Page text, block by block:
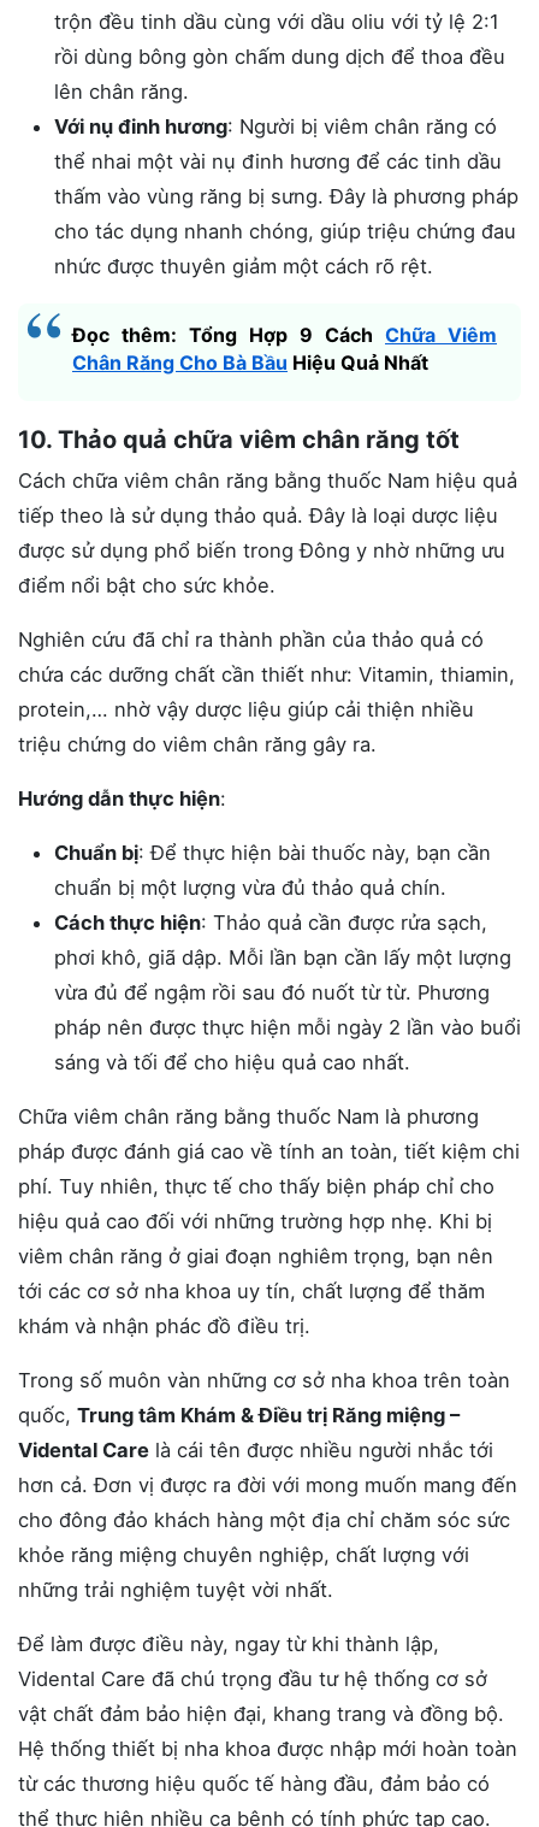
trộn đều tinh dầu cùng với dầu oliu với tỷ lệ 2:1
rồi dùng bông gòn chấm dung dịch để thoa đều
lên chân răng.
Với nụ đinh hương: Người bị viêm chân răng có
thể nhai một vài nụ đinh hương để các tinh dầu
thấm vào vùng răng bị sưng. Đây là phương pháp
cho tác dụng nhanh chóng, giúp triệu chứng đau
nhức được thuyên giảm một cách rõ rệt.
Đọc thêm: Tổng Hợp 9 Cách Chữa Viêm
Chân Răng Cho Bà Bầu Hiệu Quả Nhất
10. Thảo quả chữa viêm chân răng tốt
Cách chữa viêm chân răng bằng thuốc Nam hiệu quả
tiếp theo là sử dụng thảo quả. Đây là loại dược liệu
được sử dụng phổ biến trong Đông y nhờ những ưu
điểm nổi bật cho sức khỏe.
Nghiên cứu đã chỉ ra thành phần của thảo quả có
chứa các dưỡng chất cần thiết như: Vitamin, thiamin,
protein,… nhờ vậy dược liệu giúp cải thiện nhiều
triệu chứng do viêm chân răng gây ra.
Hướng dẫn thực hiện:
Chuẩn bị: Để thực hiện bài thuốc này, bạn cần
chuẩn bị một lượng vừa đủ thảo quả chín.
Cách thực hiện: Thảo quả cần được rửa sạch,
phơi khô, giã dập. Mỗi lần bạn cần lấy một lượng
vừa đủ để ngậm rồi sau đó nuốt từ từ. Phương
pháp nên được thực hiện mỗi ngày 2 lần vào buổi
sáng và tối để cho hiệu quả cao nhất.
Chữa viêm chân răng bằng thuốc Nam là phương
pháp được đánh giá cao về tính an toàn, tiết kiệm chi
phí. Tuy nhiên, thực tế cho thấy biện pháp chỉ cho
hiệu quả cao đối với những trường hợp nhẹ. Khi bị
viêm chân răng ở giai đoạn nghiêm trọng, bạn nên
tới các cơ sở nha khoa uy tín, chất lượng để thăm
khám và nhận phác đồ điều trị.
Trong số muôn vàn những cơ sở nha khoa trên toàn
quốc, Trung tâm Khám & Điều trị Răng miệng –
Vidental Care là cái tên được nhiều người nhắc tới
hơn cả. Đơn vị được ra đời với mong muốn mang đến
cho đông đảo khách hàng một địa chỉ chăm sóc sức
khỏe răng miệng chuyên nghiệp, chất lượng với
những trải nghiệm tuyệt vời nhất.
Để làm được điều này, ngay từ khi thành lập,
Vidental Care đã chú trọng đầu tư hệ thống cơ sở
vật chất đảm bảo hiện đại, khang trang và đồng bộ.
Hệ thống thiết bị nha khoa được nhập mới hoàn toàn
từ các thương hiệu quốc tế hàng đầu, đảm bảo có
thể thực hiện nhiều ca bệnh có tính phức tạp cao.